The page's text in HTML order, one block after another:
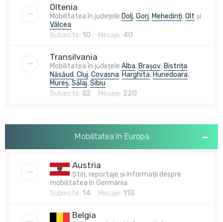
Oltenia
Mobilitatea în județele Dolj,Gorj, Mehedinți,Olt și
Vâlcea
Subiecte: 10 Mesaje: 40
Transilvania
Mobilitatea în județele Alba, Brașov, Bistrița
Năsăud,Cluj,Covasna, Harghita, Hunedoara,
Mureș,Sălaj,Sibiu
Subiecte: 52 Mesaje: 220
Mobilitatea în Europa
Austria
Știri, reportaje și informații despre
mobilitatea în Germania
Subiecte: 14 Mesaje: 113
Belgia